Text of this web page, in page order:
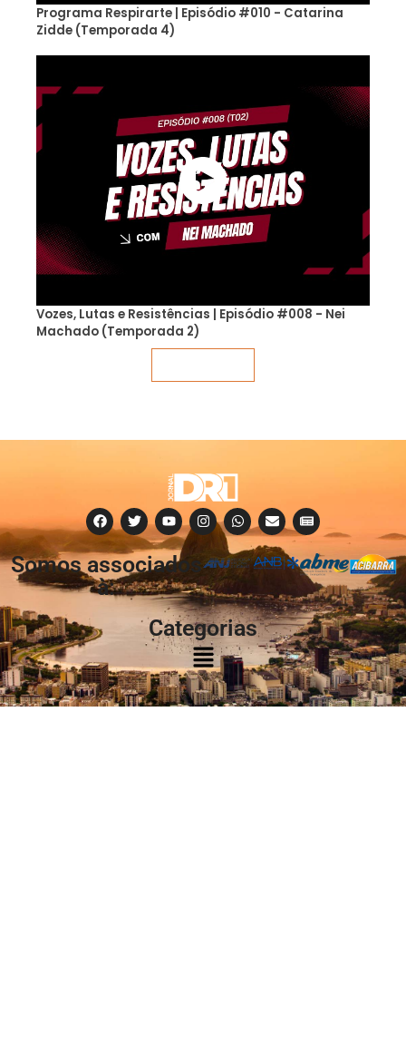
Programa Respirarte | Episódio #010 - Catarina
Zidde (Temporada 4)
Vozes, Lutas e Resistências | Episódio #008 - Nei
Machado (Temporada 2)
Somos associados
à:
Categorias